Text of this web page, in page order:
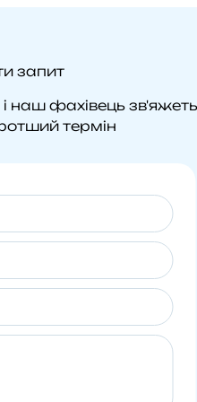
запит
наш фахівець
термін